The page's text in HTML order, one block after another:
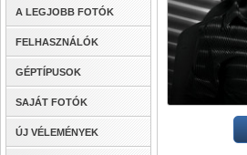
A LEGJOBB FOTÓK
FELHASZNÁLÓK
GÉPTÍPUSOK
SAJÁT FOTÓK
ÚJ VÉLEMÉNYEK